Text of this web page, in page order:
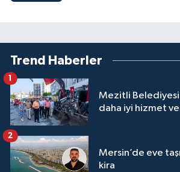
Trend Haberler
Mezitli Belediyesi
daha iyi hizmet
1
Mersin’de eve
kira
2